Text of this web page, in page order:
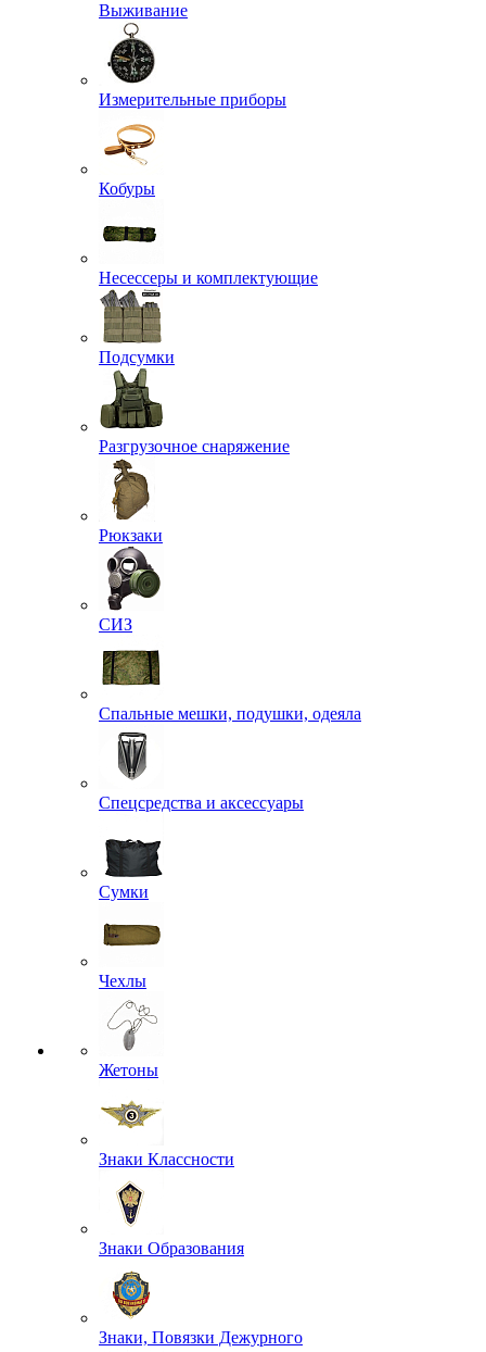
Выживание
Измерительные приборы
Кобуры
Несессеры и комплектующие
Подсумки
Разгрузочное снаряжение
Рюкзаки
СИЗ
Спальные мешки, подушки, одеяла
Спецсредства и аксессуары
Сумки
Чехлы
Жетоны
Знаки Классности
Знаки Образования
Знаки, Повязки Дежурного